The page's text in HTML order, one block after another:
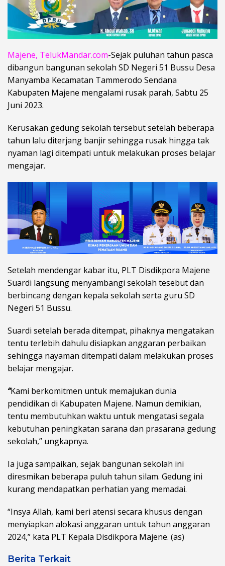
Majene, TelukMandar.com-Sejak puluhan tahun pasca
dibangun bangunan sekolah SD Negeri 51 Bussu Desa
Manyamba Kecamatan Tammerodo Sendana
Kabupaten Majene mengalami rusak parah, Sabtu 25
Juni 2023.
Kerusakan gedung sekolah tersebut setelah beberapa
tahun lalu diterjang banjir sehingga rusak hingga tak
nyaman lagi ditempati untuk melakukan proses belajar
mengajar.
Setelah mendengar kabar itu, PLT Disdikpora Majene
Suardi langsung menyambangi sekolah tesebut dan
berbincang dengan kepala sekolah serta guru SD
Negeri 51 Bussu.
Suardi setelah berada ditempat, pihaknya mengatakan
tentu terlebih dahulu disiapkan anggaran perbaikan
sehingga nayaman ditempati dalam melakukan proses
belajar mengajar.
“Kami berkomitmen untuk memajukan dunia
pendidikan di Kabupaten Majene. Namun demikian,
tentu membutuhkan waktu untuk mengatasi segala
kebutuhan peningkatan sarana dan prasarana gedung
sekolah,” ungkapnya.
Ia juga sampaikan, sejak bangunan sekolah ini
diresmikan beberapa puluh tahun silam. Gedung ini
kurang mendapatkan perhatian yang memadai.
“Insya Allah, kami beri atensi secara khusus dengan
menyiapkan alokasi anggaran untuk tahun anggaran
2024,” kata PLT Kepala Disdikpora Majene. (as)
Berita Terkait